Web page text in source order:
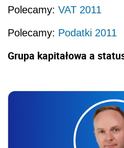
Polecamy: VAT 2011
Polecamy: Podatki 2011
Grupa kapitałowa a